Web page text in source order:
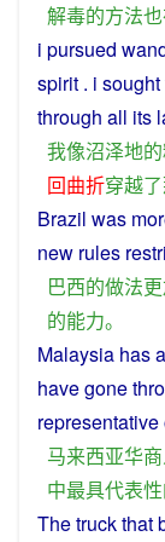
解毒的方法也
i pursued
spirit . i sought
through all its
我像沼泽地的
回曲折穿越了
Brazil was
new rules
巴西的做法
的能力。
Malaysia has
have gone
representative
马来西亚华商
中最具代表性
Thetruckthat